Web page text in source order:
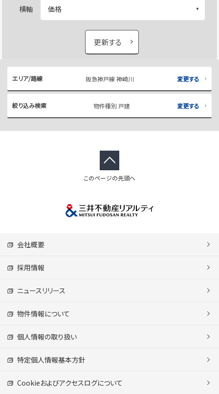
横軸
更新する
エリア/路線 阪急神戸線 神崎川 変更する
絞り込み検索 物件種別 戸建 変更する
このページの先頭へ
会社概要
採用情報
ニュースリリース
物件情報について
個人情報の取り扱い
特定個人情報基本方針
Cookieおよびアクセスログについて